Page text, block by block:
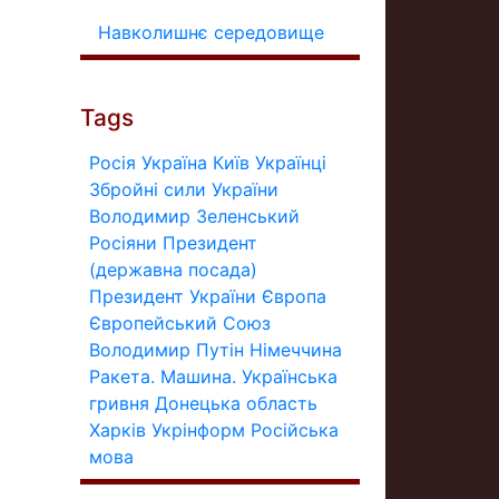
Навколишнє середовище
Tags
Росія Україна Київ Українці
Збройні сили України
Володимир Зеленський
Росіяни Президент
(державна посада)
Президент України Європа
Європейський Союз
Володимир Путін Німеччина
Ракета. Машина. Українська
гривня Донецька область
Харків Укрінформ Російська
мова